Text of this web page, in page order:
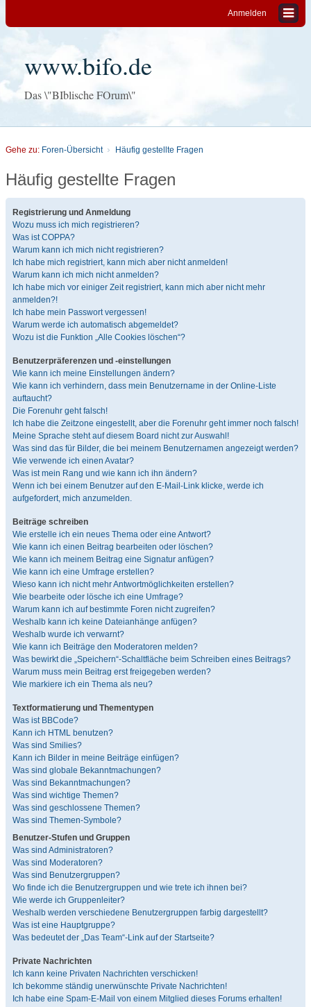
Anmelden
www.bifo.de
Das \"BIblische FOrum\"
Gehe zu: Foren-Übersicht Häufig gestellte Fragen
Häufig gestellte Fragen
Registrierung und Anmeldung
Wozu muss ich mich registrieren?
Was ist COPPA?
Warum kann ich mich nicht registrieren?
Ich habe mich registriert, kann mich aber nicht anmelden!
Warum kann ich mich nicht anmelden?
Ich habe mich vor einiger Zeit registriert, kann mich aber nicht mehr
anmelden?!
Ich habe mein Passwort vergessen!
Warum werde ich automatisch abgemeldet?
Wozu ist die Funktion „Alle Cookies löschen“?
Benutzerpräferenzen und -einstellungen
Wie kann ich meine Einstellungen ändern?
Wie kann ich verhindern, dass mein Benutzername in der Online-Liste
auftaucht?
Die Forenuhr geht falsch!
Ich habe die Zeitzone eingestellt, aber die Forenuhr geht immer noch falsch!
Meine Sprache steht auf diesem Board nicht zur Auswahl!
Was sind das für Bilder, die bei meinem Benutzernamen angezeigt werden?
Wie verwende ich einen Avatar?
Was ist mein Rang und wie kann ich ihn ändern?
Wenn ich bei einem Benutzer auf den E-Mail-Link klicke, werde ich
aufgefordert, mich anzumelden.
Beiträge schreiben
Wie erstelle ich ein neues Thema oder eine Antwort?
Wie kann ich einen Beitrag bearbeiten oder löschen?
Wie kann ich meinem Beitrag eine Signatur anfügen?
Wie kann ich eine Umfrage erstellen?
Wieso kann ich nicht mehr Antwortmöglichkeiten erstellen?
Wie bearbeite oder lösche ich eine Umfrage?
Warum kann ich auf bestimmte Foren nicht zugreifen?
Weshalb kann ich keine Dateianhänge anfügen?
Weshalb wurde ich verwarnt?
Wie kann ich Beiträge den Moderatoren melden?
Was bewirkt die „Speichern“-Schaltfläche beim Schreiben eines Beitrags?
Warum muss mein Beitrag erst freigegeben werden?
Wie markiere ich ein Thema als neu?
Textformatierung und Thementypen
Was ist BBCode?
Kann ich HTML benutzen?
Was sind Smilies?
Kann ich Bilder in meine Beiträge einfügen?
Was sind globale Bekanntmachungen?
Was sind Bekanntmachungen?
Was sind wichtige Themen?
Was sind geschlossene Themen?
Was sind Themen-Symbole?
Benutzer-Stufen und Gruppen
Was sind Administratoren?
Was sind Moderatoren?
Was sind Benutzergruppen?
Wo finde ich die Benutzergruppen und wie trete ich ihnen bei?
Wie werde ich Gruppenleiter?
Weshalb werden verschiedene Benutzergruppen farbig dargestellt?
Was ist eine Hauptgruppe?
Was bedeutet der „Das Team“-Link auf der Startseite?
Private Nachrichten
Ich kann keine Privaten Nachrichten verschicken!
Ich bekomme ständig unerwünschte Private Nachrichten!
Ich habe eine Spam-E-Mail von einem Mitglied dieses Forums erhalten!